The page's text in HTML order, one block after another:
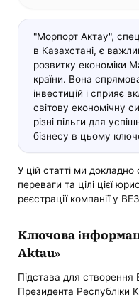
"Морпорт Актау",
в Казахстані, є
розвитку економіки
країни. Вона
інвестицій і сприяє
світову економічну
різні пільги для
бізнесу в цьому
У цій статті ми
переваги та цілі цієї
реєстрації компанії у
Ключова
Aktau»
Підстава для
Президента Республіки